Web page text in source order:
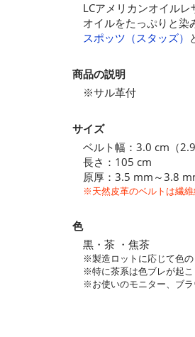
LCアメリカンオイルレ
オイルをたっぷりと染
スポッツ（スタッズ）
商品の説明
※サル革付
サイズ
ベルト幅：3.0 cm（2.9
長さ：105 cm
原厚：3.5 mm～3.8
※天然皮革のベルトは繊
色
黒・茶 ・焦茶
※製造ロットに応じて色
※特に茶系は色ブレが起
※お使いのモニター、ブ